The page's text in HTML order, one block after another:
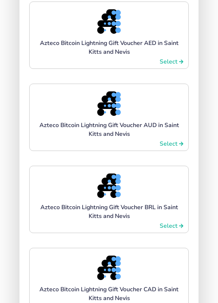
Azteco Bitcoin Lightning Gift Voucher AED in Saint
Kitts and Nevis
Select
Azteco Bitcoin Lightning Gift Voucher AUD in Saint
Kitts and Nevis
Select
Azteco Bitcoin Lightning Gift Voucher BRL in Saint
Kitts and Nevis
Select
Azteco Bitcoin Lightning Gift Voucher CAD in Saint
Kitts and Nevis